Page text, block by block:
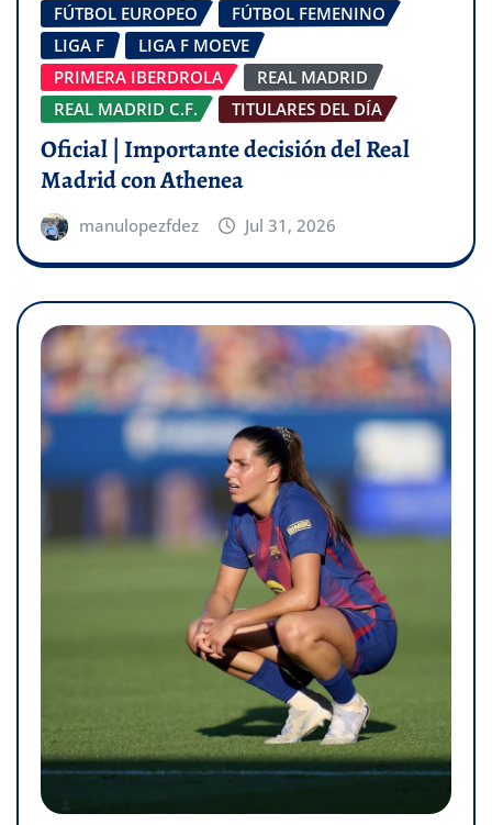
FÚTBOL EUROPEO
FÚTBOL FEMENINO
LIGA F
LIGA F MOEVE
PRIMERA IBERDROLA
REAL MADRID
REAL MADRID C.F.
TITULARES DEL DÍA
Oficial | Importante decisión del Real
Madrid con Athenea
manulopezfdez Jul 31, 2026